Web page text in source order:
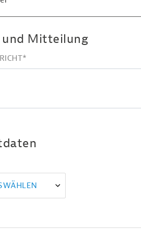
Mitteilung
*